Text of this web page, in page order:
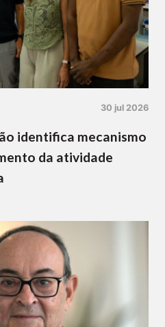
30 jul 2026
identifica mecanismo
da atividade